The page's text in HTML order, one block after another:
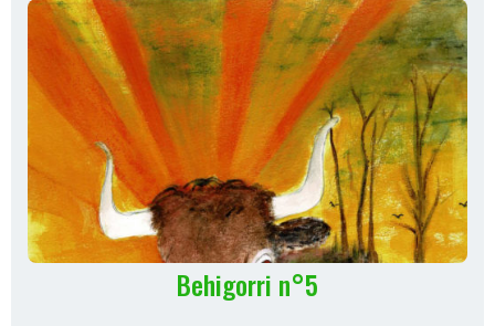
Behigorri n°5